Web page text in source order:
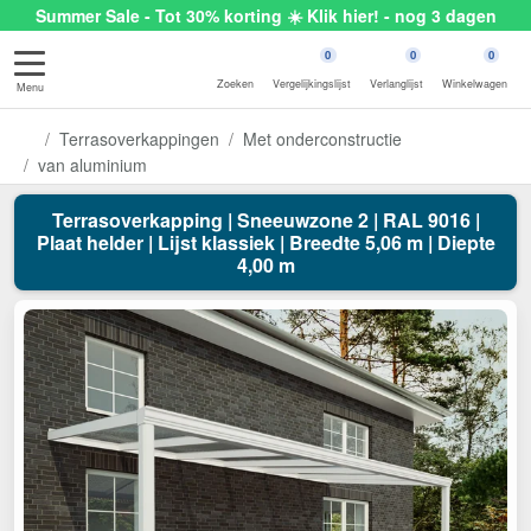
Summer Sale - Tot 30% korting ☀️ Klik hier! - nog 3 dagen
Menu Zoeken
0
Vergelijkingslijst
0
Verlanglijst
0
Winkelwagen
Terrasoverkappingen
Met onderconstructie
van aluminium
Terrasoverkapping | Sneeuwzone 2 | RAL 9016 |
Plaat helder | Lijst klassiek | Breedte 5,06 m | Diepte
4,00 m